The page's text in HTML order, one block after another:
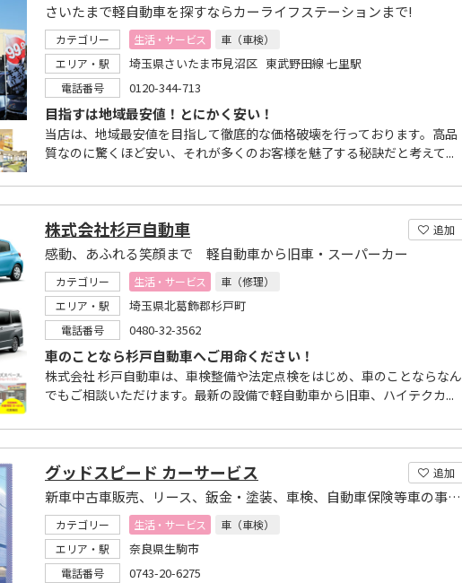
さいたまで軽自動車を探すならカーライフステーションまで!
カテゴリー 生活・サービス
車（車検）
エリア・駅
埼玉県さいたま市見沼区 東武野田線 七里駅
電話番号 0120-344-713
目指すは地域最安値！とにかく安い！
当店は、地域最安値を目指して徹底的な価格破壊を行っております。高品
質なのに驚くほど安い、それが多くのお客様を魅了する秘訣だと考えて...
追加
株式会社杉戸自動車
感動、あふれる笑顔まで 軽自動車から旧車・スーパーカー
カテゴリー 生活・サービス
車（修理）
エリア・駅
埼玉県北葛飾郡杉戸町
電話番号 0480-32-3562
車のことなら杉戸自動車へご用命ください！
株式会社 杉戸自動車は、車検整備や法定点検をはじめ、車のことならなん
でもご相談いただけます。最新の設備で軽自動車から旧車、ハイテクカ...
追加
グッドスピード カーサービス
新車中古車販売、リース、鈑金・塗装、車検、自動車保険等車の事なら当店へ
カテゴリー 生活・サービス
車（車検）
エリア・駅
奈良県生駒市
電話番号 0743-20-6275